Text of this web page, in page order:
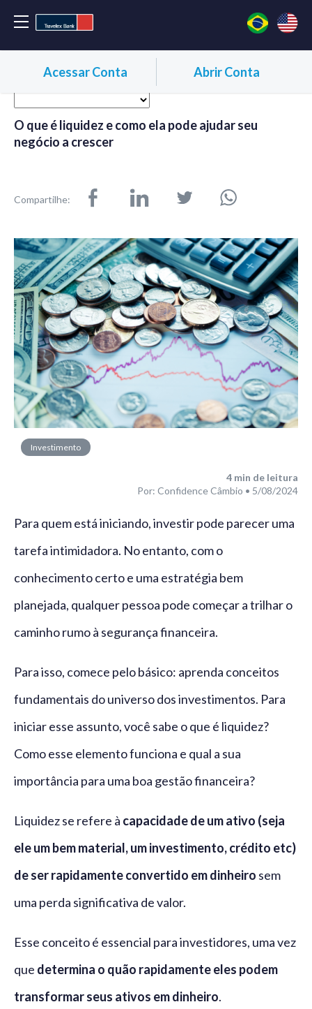
Acessar Conta Abrir Conta
O que é liquidez e como ela pode ajudar seu
negócio a crescer
Compartilhe:
Investimento
4 min de leitura
Por: Confidence Câmbio • 5/08/2024
Para quem está iniciando, investir pode parecer uma
tarefa intimidadora. No entanto, com o
conhecimento certo e uma estratégia bem
planejada, qualquer pessoa pode começar a trilhar o
caminho rumo à segurança financeira.
Para isso, comece pelo básico: aprenda conceitos
fundamentais do universo dos investimentos. Para
iniciar esse assunto, você sabe o que é liquidez?
Como esse elemento funciona e qual a sua
importância para uma boa gestão financeira?
Liquidez se refere à capacidade de um ativo (seja
ele um bem material, um investimento, crédito etc)
de ser rapidamente convertido em dinheiro sem
uma perda significativa de valor.
Esse conceito é essencial para investidores, uma vez
que determina o quão rapidamente eles podem
transformar seus ativos em dinheiro.